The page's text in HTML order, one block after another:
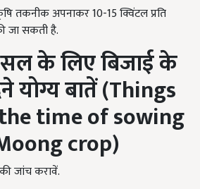
तकनीक अपनाकर 10-15 क्विंटल प्रति
जा सकती है.
के लिए बिजाई के
योग्य बातें (Things
time of sowing
crop)
जांच करावें.